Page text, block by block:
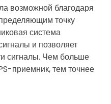
возможной благодаря
точку
система
и позволяет
сигналы. Чем больше
приемник, тем точнее